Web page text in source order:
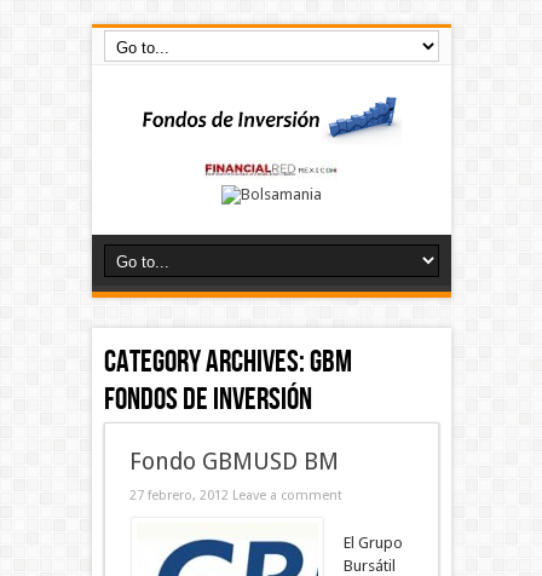
Category Archives:GBM
Fondos de Inversión
Fondo GBMUSD BM
27 febrero, 2012 Leave a comment
El Grupo
Bursátil